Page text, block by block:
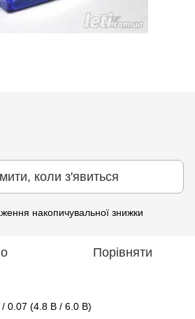
коли з'явиться
накопичувальної знижки
Порівняти
0.07 (4.8 B / 6.0 B)